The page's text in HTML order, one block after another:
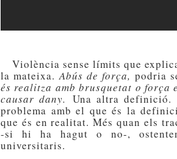
Violència sense límits que
la mateixa.Abús de força,podria
és realitza amb brusquetat o força
causar dany. Una altra definició.
problema amb el que és la
que és en realitat. Més quan els
-si hi ha hagut o no-,
universitaris.